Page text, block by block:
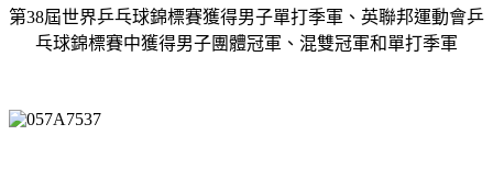
第38屆世界乒乓球錦標賽獲得男子單打季軍、英聯邦運動會乒
乓球錦標賽中獲得男子團體冠軍、混雙冠軍和單打季軍